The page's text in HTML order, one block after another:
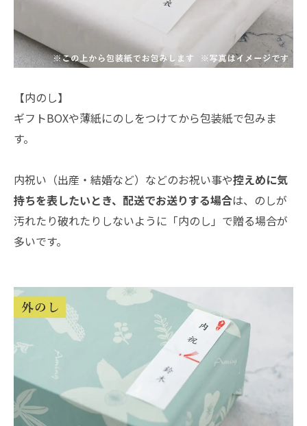
【内のし】
ギフトBOXや薄紙にのしをつけてから包装紙で包みま
す。
内祝い（出産・結婚など）などのお祝い事や控えめに気
持ちを表したいとき、配送でお送りする場合は、のしが
汚れたり破れたりしないように「内のし」で贈る場合が
多いです。